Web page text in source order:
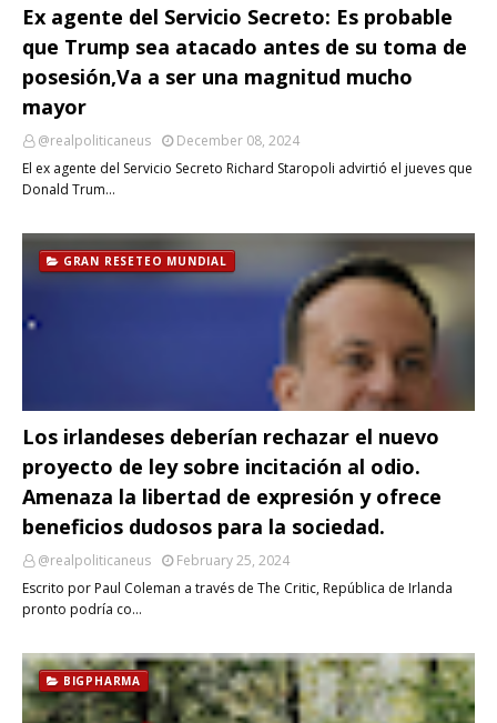
Ex agente del Servicio Secreto: Es probable
que Trump sea atacado antes de su toma de
posesión,Va a ser una magnitud mucho
mayor
@realpoliticaneus
December 08, 2024
El ex agente del Servicio Secreto Richard Staropoli advirtió el jueves que
Donald Trum…
GRAN RESETEO MUNDIAL
Los irlandeses deberían rechazar el nuevo
proyecto de ley sobre incitación al odio.
Amenaza la libertad de expresión y ofrece
beneficios dudosos para la sociedad.
@realpoliticaneus
February 25, 2024
Escrito por Paul Coleman a través de The Critic, República de Irlanda
pronto podría co…
BIGPHARMA